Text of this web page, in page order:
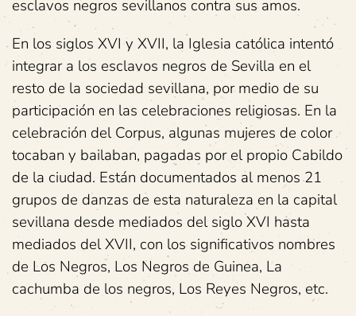
esclavos negros sevillanos contra sus amos.
En los siglos XVI y XVII, la Iglesia católica intentó
integrar a los esclavos negros de Sevilla en el
resto de la sociedad sevillana, por medio de su
participación en las celebraciones religiosas. En la
celebración del Corpus, algunas mujeres de color
tocaban y bailaban, pagadas por el propio Cabildo
de la ciudad. Están documentados al menos 21
grupos de danzas de esta naturaleza en la capital
sevillana desde mediados del siglo XVI hasta
mediados del XVII, con los significativos nombres
de Los Negros, Los Negros de Guinea, La
cachumba de los negros, Los Reyes Negros, etc.